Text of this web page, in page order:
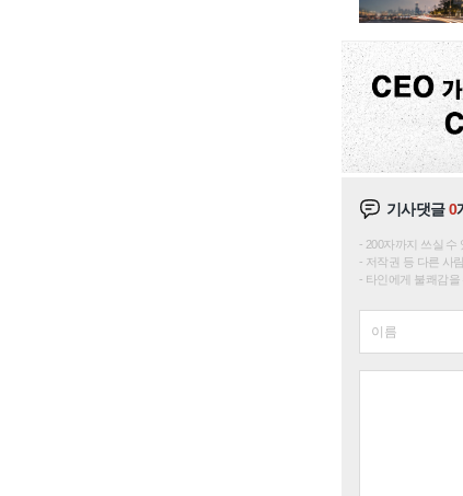
기사댓글0
200자까지 쓰실 수
저작권 등 다른 사
타인에게 불쾌감